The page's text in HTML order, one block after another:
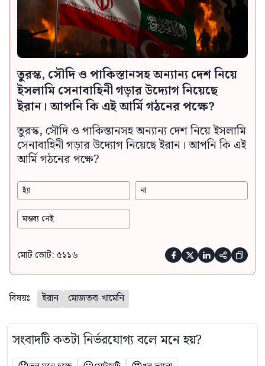
তুরস্ক, সৌদি ও পাকিস্তানসহ অন্যান্য দেশ নিয়ে
ইসলামি সেনাবাহিনী গড়ার উদ্যোগ নিয়েছে
ইরান। আপনি কি এই আর্মি গঠনের পক্ষে?
তুরস্ক, সৌদি ও পাকিস্তানসহ অন্যান্য দেশ নিয়ে ইসলামি
সেনাবাহিনী গড়ার উদ্যোগ নিয়েছে ইরান। আপনি কি এই
আর্মি গঠনের পক্ষে?
হ্যাঁ না
মন্তব্য নেই
মোট ভোট: ৫১১৬     
বিষয়ঃ ইরান মোজতবা খামেনি
সংবাদটি কতটা নির্ভরযোগ্য বলে মনে হয়?